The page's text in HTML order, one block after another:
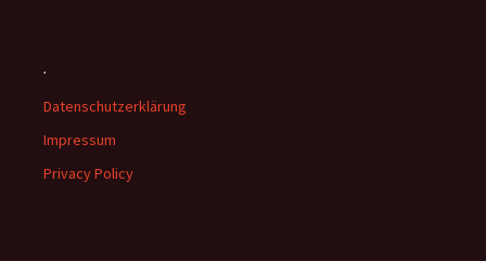
.
Datenschutzerklärung
Impressum
Privacy Policy